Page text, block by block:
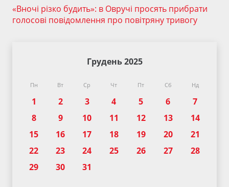
«Вночі різко будить»: в Овручі просять прибрати
голосові повідомлення про повітряну тривогу
Грудень 2025
Пн Вт Ср Чт Пт Сб Нд
1 2 3 4 5 6
7
8
9 10 11 12 13
14
15
16 17 18 19 20
21
22
23 24 25 26 27
28
29
30 31